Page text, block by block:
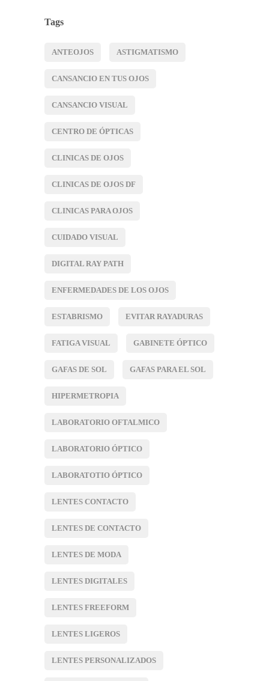
Tags
ANTEOJOS ASTIGMATISMO
CANSANCIO EN TUS OJOS
CANSANCIO VISUAL
CENTRO DE ÓPTICAS
CLINICAS DE OJOS
CLINICAS DE OJOS DF
CLINICAS PARA OJOS
CUIDADO VISUAL
DIGITAL RAY PATH
ENFERMEDADES DE LOS OJOS
ESTABRISMO EVITAR RAYADURAS
FATIGA VISUAL GABINETE ÓPTICO
GAFAS DE SOL GAFAS PARA EL SOL
HIPERMETROPIA
LABORATORIO OFTALMICO
LABORATORIO ÓPTICO
LABORATOTIO ÓPTICO
LENTES CONTACTO
LENTES DE CONTACTO
LENTES DE MODA
LENTES DIGITALES
LENTES FREEFORM
LENTES LIGEROS
LENTES PERSONALIZADOS